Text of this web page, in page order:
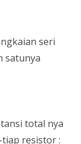
seri
satunya
total nya
resistor :